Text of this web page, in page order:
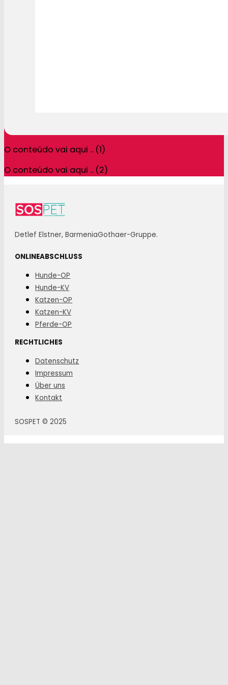
O conteúdo vai aqui .. (1)
O conteúdo vai aqui .. (2)
Detlef Elstner, BarmeniaGothaer-Gruppe.
ONLINEABSCHLUSS
Hunde-OP
Hunde-KV
Katzen-OP
Katzen-KV
Pferde-OP
RECHTLICHES
Datenschutz
Impressum
Über uns
Kontakt
SOSPET © 2025